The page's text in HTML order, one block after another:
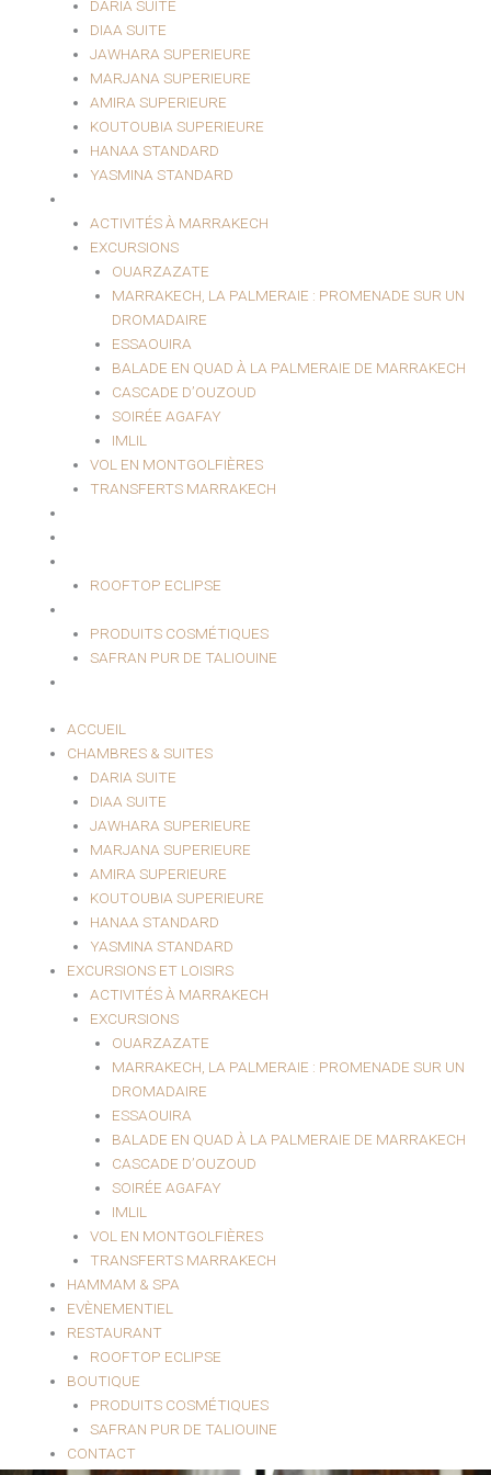
DARIA SUITE
DIAA SUITE
JAWHARA SUPERIEURE
MARJANA SUPERIEURE
AMIRA SUPERIEURE
KOUTOUBIA SUPERIEURE
HANAA STANDARD
YASMINA STANDARD
ACTIVITÉS À MARRAKECH
EXCURSIONS
OUARZAZATE
MARRAKECH, LA PALMERAIE : PROMENADE SUR UN
DROMADAIRE
ESSAOUIRA
BALADE EN QUAD À LA PALMERAIE DE MARRAKECH
CASCADE D’OUZOUD
SOIRÉE AGAFAY
IMLIL
VOL EN MONTGOLFIÈRES
TRANSFERTS MARRAKECH
ROOFTOP ECLIPSE
PRODUITS COSMÉTIQUES
SAFRAN PUR DE TALIOUINE
ACCUEIL
CHAMBRES & SUITES
DARIA SUITE
DIAA SUITE
JAWHARA SUPERIEURE
MARJANA SUPERIEURE
AMIRA SUPERIEURE
KOUTOUBIA SUPERIEURE
HANAA STANDARD
YASMINA STANDARD
EXCURSIONS ET LOISIRS
ACTIVITÉS À MARRAKECH
EXCURSIONS
OUARZAZATE
MARRAKECH, LA PALMERAIE : PROMENADE SUR UN
DROMADAIRE
ESSAOUIRA
BALADE EN QUAD À LA PALMERAIE DE MARRAKECH
CASCADE D’OUZOUD
SOIRÉE AGAFAY
IMLIL
VOL EN MONTGOLFIÈRES
TRANSFERTS MARRAKECH
HAMMAM & SPA
EVÈNEMENTIEL
RESTAURANT
ROOFTOP ECLIPSE
BOUTIQUE
PRODUITS COSMÉTIQUES
SAFRAN PUR DE TALIOUINE
CONTACT